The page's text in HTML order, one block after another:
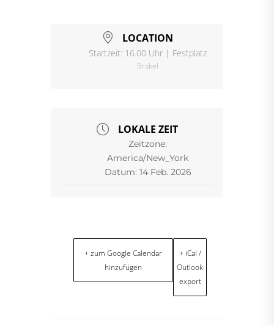
LOCATION
Startzeit: 16.00 Uhr | Festplatz
Brakel
LOKALE ZEIT
Zeitzone:
America/New_York
Datum: 14 Feb. 2026
+ zum Google Calendar
hinzufügen
+ iCal /
Outlook
export